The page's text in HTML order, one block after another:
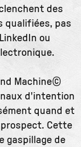
des
qualifiées, pas
ou
Machine©
d'intention
quand et
Cette
gaspillage de